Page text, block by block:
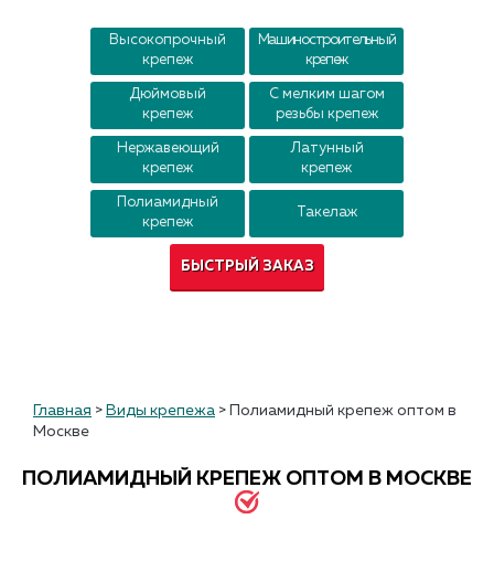
Высокопрочный
крепеж
Машиностроительный
крепеж
Дюймовый
крепеж
С мелким шагом
резьбы крепеж
Нержавеющий
крепеж
Латунный
крепеж
Полиамидный
крепеж
Такелаж
БЫСТРЫЙ ЗАКАЗ
Главная > Виды крепежа >
Полиамидный крепеж оптом в
Москве
ПОЛИАМИДНЫЙ КРЕПЕЖ ОПТОМ В МОСКВЕ